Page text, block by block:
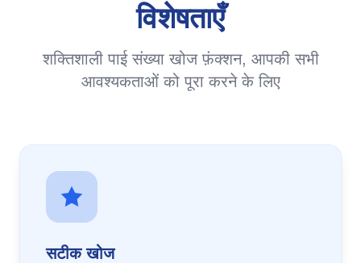
विशेषताएँ
शक्तिशाली पाई संख्या खोज फ़ंक्शन, आपकी सभी
आवश्यकताओं को पूरा करने के लिए
सटीक खोज